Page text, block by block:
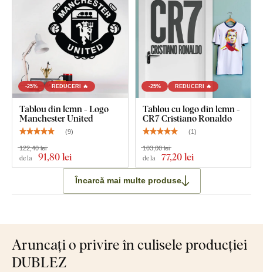
-25% REDUCERI 🔥
Tablou din lemn - Logo
Manchester United
(9)
de la 91,80 lei
122,40 lei
-25% REDUCERI 🔥
Tablou cu logo din lemn -
CR7 Cristiano Ronaldo
(1)
de la 77,20 lei
103,00 lei
Încarcă mai multe produse
Aruncați o privire în culisele producției
DUBLEZ